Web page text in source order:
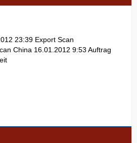
23:39 Export Scan
China 16.01.2012 9:53 Auftrag